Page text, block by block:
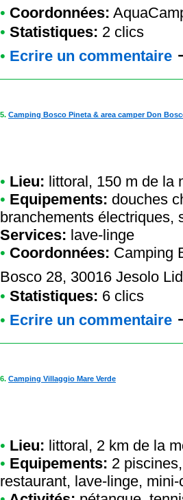
• Coordonnées:
• Statistiques: 2 clics
• Ecrire un commentaire
5. Camping Bosco Pineta & area camper Don
• Lieu: littoral, 150 m de la
• Equipements: douches
branchements électriques,
Services: lave-linge
• Coordonnées: Camping
Bosco 28, 30016 Jesolo
• Statistiques: 6 clics
• Ecrire un commentaire
6. Camping Villaggio Mare Verde
• Lieu: littoral, 2 km de la
• Equipements: 2
restaurant, lave-linge,